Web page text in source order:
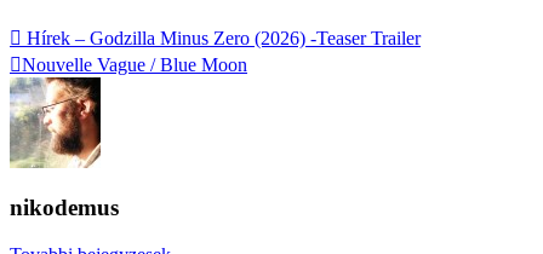
Hírek – Godzilla Minus Zero (2026) -Teaser Trailer
Nouvelle Vague / Blue Moon
nikodemus